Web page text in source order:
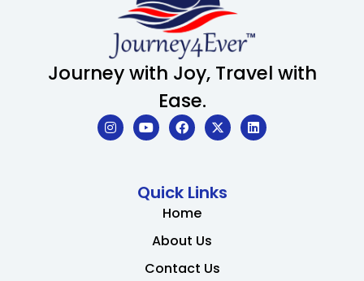
Journey with Joy, Travel with
Ease.
Quick Links
Home
About Us
Contact Us